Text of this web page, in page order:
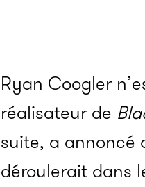
Ryan Coogler
réalisateur de
suite, a annoncé
déroulerait dans